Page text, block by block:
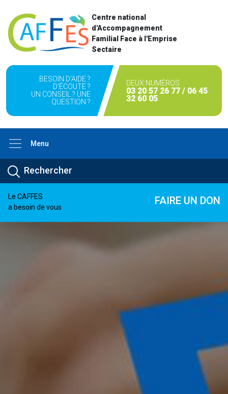
Centre national
d'Accompagnement
Familial Face à l'Emprise
Sectaire
BESOIN D'AIDE ?
D'ÉCOUTE ?
UN CONSEIL ? UNE
QUESTION ?
DEUX NUMÉROS
03 20 57 26 77 / 06 45
32 60 05
Menu
Le CAFFES
a besoin de vous
FAIRE UN DON